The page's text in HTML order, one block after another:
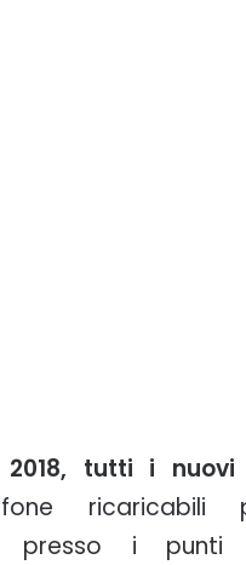
2018, tutti i
ricaricabili
presso i punti